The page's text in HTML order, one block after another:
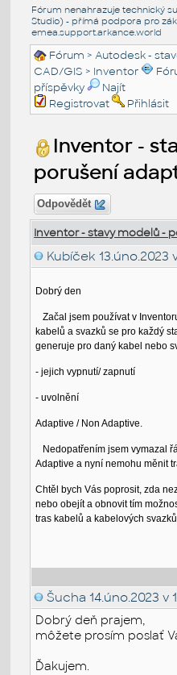
Fórum nenahrazuje technický
Studio) - přímá podpora pro
emea.support.arkance.world
Fórum >Autodesk -
CAD/GIS > Inventor
příspěvky
Najít
Registrovat
Přihlásit
Inventor -
porušení
Odpovědět
Inventor - stavy modelů -
Kubíček 13.úno.2023
Dobrý den
Začal jsem používat v
kabelů a svazků se pro každý
generuje pro daný kabel nebo
- jejich vypnutí/ zapnutí
- uvolnění
Adaptive / Non Adaptive.
Nedopatřením jsem vymazal
Adaptive a nyní nemohu měnit
Chtěl bych Vás poprosit, zda
nebo obejít a obnovit tím
tras kabelů a kabelových
Šucha 14.úno.2023 v
Dobrý deň prajem,
môžete prosím poslať
Ďakujem.